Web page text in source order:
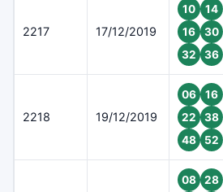
2217 17/12/2019
10
14
16
30
32
36
2218 19/12/2019
06
16
22
38
48
52
08
28